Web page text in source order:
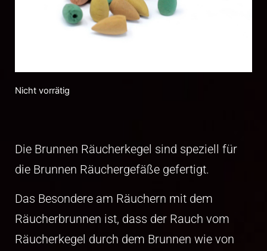
Nicht vorrätig
Die Brunnen Räucherkegel sind speziell für
die Brunnen Räuchergefäße gefertigt.
Das Besondere am Räuchern mit dem
Räucherbrunnen ist, dass der Rauch vom
Räucherkegel durch dem Brunnen wie von